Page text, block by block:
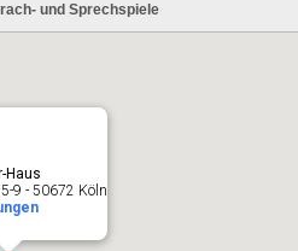
und Sprechspiele
Haus
9 - 50672 Köln